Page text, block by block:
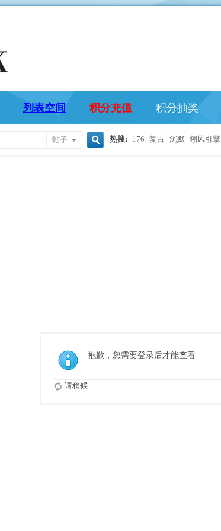
列表空间 积分充值 积分抽奖
帖子 热搜: 176 复古 沉默 翎风引擎
抱歉，您需要登录后才能查看
请稍候...